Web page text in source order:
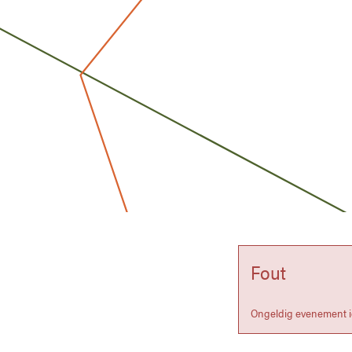
Fout
Ongeldig evenement